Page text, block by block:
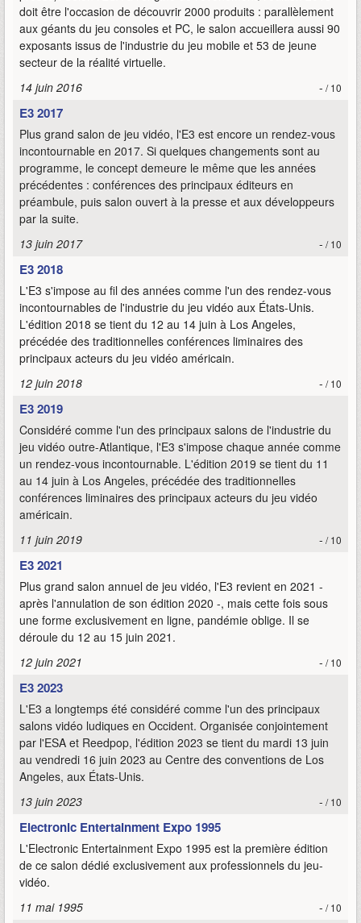
doit être l'occasion de découvrir 2000 produits : parallèlement
aux géants du jeu consoles et PC, le salon accueillera aussi 90
exposants issus de l'industrie du jeu mobile et 53 de jeune
secteur de la réalité virtuelle.
14 juin 2016
- / 10
E3 2017
Plus grand salon de jeu vidéo, l'E3 est encore un rendez-vous
incontournable en 2017. Si quelques changements sont au
programme, le concept demeure le même que les années
précédentes : conférences des principaux éditeurs en
préambule, puis salon ouvert à la presse et aux développeurs
par la suite.
13 juin 2017
- / 10
E3 2018
L'E3 s'impose au fil des années comme l'un des rendez-vous
incontournables de l'industrie du jeu vidéo aux États-Unis.
L'édition 2018 se tient du 12 au 14 juin à Los Angeles,
précédée des traditionnelles conférences liminaires des
principaux acteurs du jeu vidéo américain.
12 juin 2018
- / 10
E3 2019
Considéré comme l'un des principaux salons de l'industrie du
jeu vidéo outre-Atlantique, l'E3 s'impose chaque année comme
un rendez-vous incontournable. L'édition 2019 se tient du 11
au 14 juin à Los Angeles, précédée des traditionnelles
conférences liminaires des principaux acteurs du jeu vidéo
américain.
11 juin 2019
- / 10
E3 2021
Plus grand salon annuel de jeu vidéo, l'E3 revient en 2021 -
après l'annulation de son édition 2020 -, mais cette fois sous
une forme exclusivement en ligne, pandémie oblige. Il se
déroule du 12 au 15 juin 2021.
12 juin 2021
- / 10
E3 2023
L'E3 a longtemps été considéré comme l'un des principaux
salons vidéo ludiques en Occident. Organisée conjointement
par l'ESA et Reedpop, l'édition 2023 se tient du mardi 13 juin
au vendredi 16 juin 2023 au Centre des conventions de Los
Angeles, aux États-Unis.
13 juin 2023
- / 10
Electronic Entertainment Expo 1995
L'Electronic Entertainment Expo 1995 est la première édition
de ce salon dédié exclusivement aux professionnels du jeu-
vidéo.
11 mai 1995
- / 10